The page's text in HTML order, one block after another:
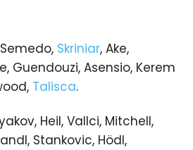
Skriniar, Ake,
Guendouzi, Asensio, Kerem
Talisca.
Heil, Vallci, Mitchell,
Stankovic, Hödl,